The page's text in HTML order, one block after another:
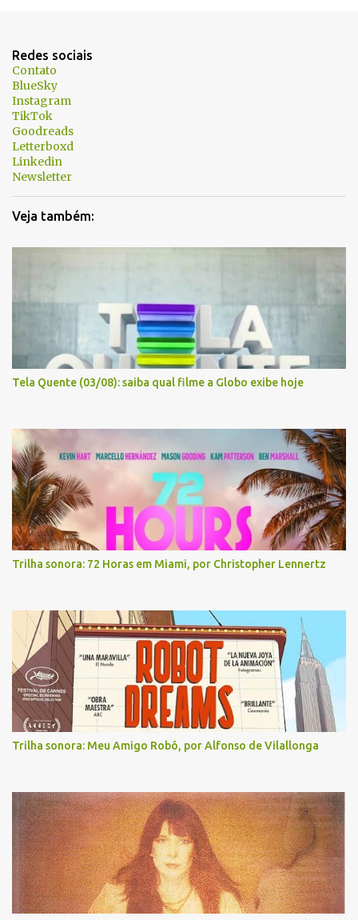
Redes sociais
Contato
BlueSky
Instagram
TikTok
Goodreads
Letterboxd
Linkedin
Newsletter
Veja também:
Tela Quente (03/08): saiba qual filme a Globo exibe hoje
Trilha sonora: 72 Horas em Miami, por Christopher Lennertz
Trilha sonora: Meu Amigo Robô, por Alfonso de Vilallonga